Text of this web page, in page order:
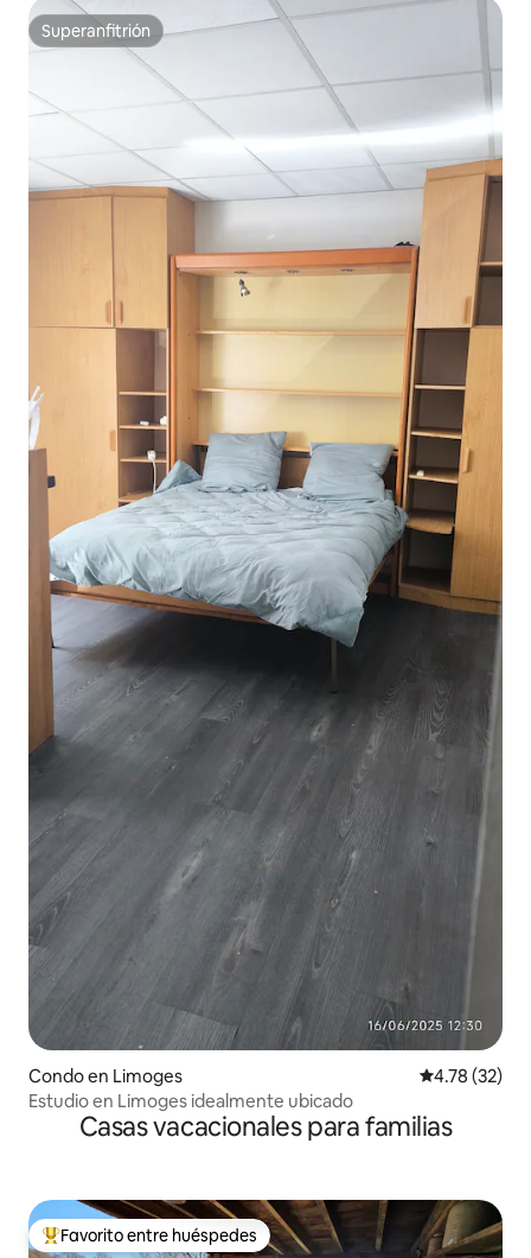
Superanfitrión
Superanfitrión
Condo en Limoges Calificación
4.78 (32)
Estudio en Limoges idealmente ubicado
Casas vacacionales para familias
Favorito entre huéspedes preferido
Favorito entre huéspedes